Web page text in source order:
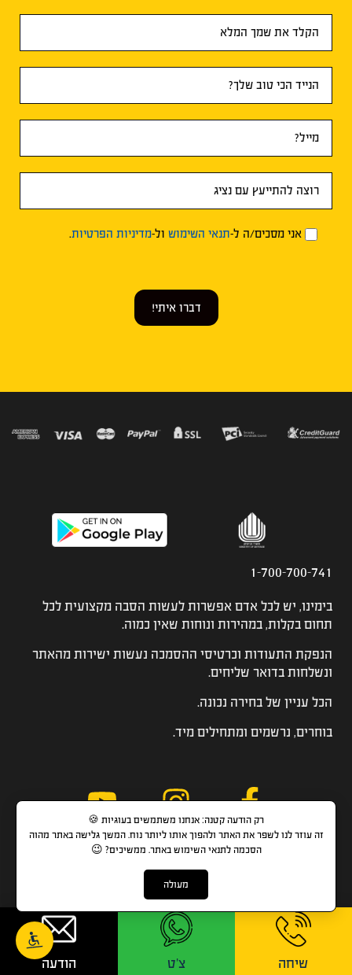
ראשי
אני מסכים/ה ל-תנאי השימוש ול-מדיניות הפרטיות.
דברו איתי!
1-700-700-741
בימינו, יש לכל אדם אפשרות לעשות הסבה מקצועית לכל
תחום בקלות, במהירות ונוחות שאין כמוה.
הנפקת התעודות וכרטיסי ההסמכה נעשות ישירות מהאתר
ונשלחות בדואר שליחים.
הכל עניין של בחירה נכונה.
בוחרים, נרשמים ומתחילים מיד.
הקורסים שלנו
לימודי שמאות מקרקעין
לימודי שמאות רכוש
רק הודעה קטנה: אנחנו משתמשים בעוגיות 🍪
זה עוזר לנו לשפר את האתר ולהפוך אותו ליותר נוח. המשך גלישה באתר מהוה
הסכמה לתנאי השימוש באתר. ממשיכים? 😉
מעולה
שיחה צ'ט הודעה